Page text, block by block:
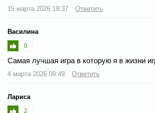
15 марта 2026 19:37 Ответить
Василина
0
Самая лучшая игра в которую я в жизни
4 марта 2026 09:49 Ответить
Лариса
2